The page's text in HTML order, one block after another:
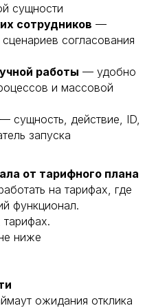
сущности
сотрудников —
согласования
работы — удобно
и массовой
— сущность, действие, ID,
запуска
от тарифного плана
на тарифах, где
функционал.
ниже
ожидания отклика